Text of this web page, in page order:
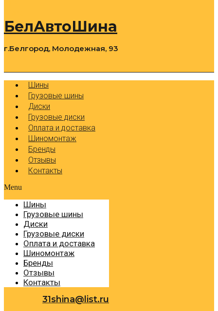
БелАвтоШина
г.Белгород, Молодежная, 93
Шины
Грузовые шины
Диски
Грузовые диски
Оплата и доставка
Шиномонтаж
Бренды
Отзывы
Контакты
Menu
Шины
Грузовые шины
Диски
Грузовые диски
Оплата и доставка
Шиномонтаж
Бренды
Отзывы
Контакты
31shina@list.ru